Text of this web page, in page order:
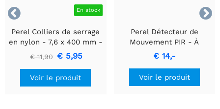

 En stock
Perel Colliers de serrage
en nylon - 7,6 x 400 mm -
noir - 100 pièces
€ 11,90 € 5,95
Voir le produit
Perel Détecteur de
Mouvement PIR - À
encastrer avec Détection
de Mouvement & Design
Encastré
€ 14,-
Voir le produit